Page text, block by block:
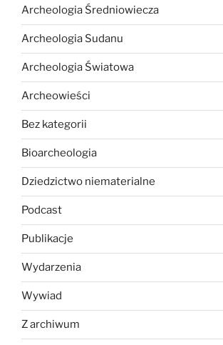
Archeologia Średniowiecza
Archeologia Sudanu
Archeologia Światowa
Archeowieści
Bez kategorii
Bioarcheologia
Dziedzictwo niematerialne
Podcast
Publikacje
Wydarzenia
Wywiad
Z archiwum